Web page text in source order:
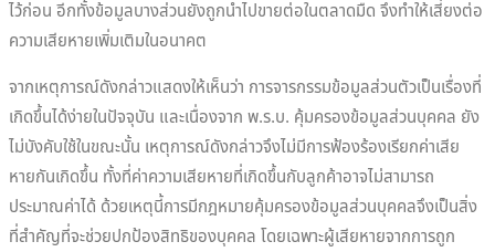
ไว้ก่อน อีกทั้งข้อมูลบางส่วนยังถูกนำไปขายต่อในตลาดมืด จึงทำให้เสี่ยงต่อ
ความเสียหายเพิ่มเติมในอนาคต
จากเหตุการณ์ดังกล่าวแสดงให้เห็นว่า การจารกรรมข้อมูลส่วนตัวเป็นเรื่องที่
เกิดขึ้นได้ง่ายในปัจจุบัน และเนื่องจาก พ.ร.บ. คุ้มครองข้อมูลส่วนบุคคล ยัง
ไม่บังคับใช้ในขณะนั้น เหตุการณ์ดังกล่าวจึงไม่มีการฟ้องร้องเรียกค่าเสีย
หายกันเกิดขึ้น ทั้งที่ค่าความเสียหายที่เกิดขึ้นกับลูกค้าอาจไม่สามารถ
ประมาณค่าได้ ด้วยเหตุนี้การมีกฎหมายคุ้มครองข้อมูลส่วนบุคคลจึงเป็นสิ่ง
ที่สำคัญที่จะช่วยปกป้องสิทธิของบุคคล โดยเฉพาะผู้เสียหายจากการถูก